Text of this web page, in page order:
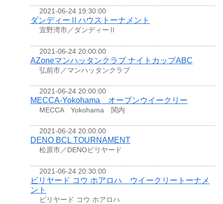
2021-06-24 19:30:00
ダンディーⅡハウストーナメント
宜野湾市／ダンディーⅡ
2021-06-24 20:00:00
AZoneマンハッタンクラブ ナイトカップABC
弘前市／マンハッタンクラブ
2021-06-24 20:00:00
MECCA-Yokohama オープンウイークリー
MECCA Yokohama 関内
2021-06-24 20:00:00
DENO BCL TOURNAMENT
松原市／DENOビリヤード
2021-06-24 20:30:00
ビリヤード コウ ホアロハ ウイークリートーナメ
ント
ビリヤード コウ ホアロハ